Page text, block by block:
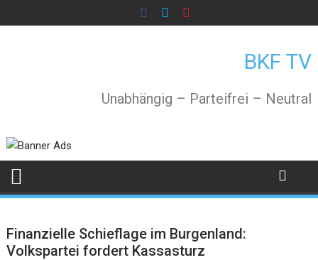
to
BKF TV
Unabhängig – Parteifrei – Neutral
Finanzielle Schieflage im Burgenland:
Volkspartei fordert Kassasturz